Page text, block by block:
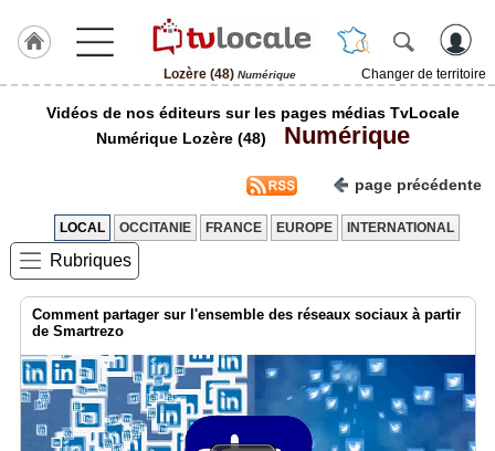
Lozère (48) Numérique
Changer de territoire
J'adhère
TvLocale
France
Accueil
RUBRIQUES
Agenda
Vidéos de nos éditeurs sur les pages médias TvLocale
Numérique Lozère (48)
Numérique
page précédente
LOCAL OCCITANIE FRANCE EUROPE INTERNATIONAL
Rubriques
Comment partager sur l'ensemble des réseaux sociaux à partir
de Smartrezo